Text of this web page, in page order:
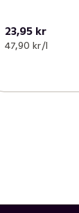
23,95 kr
47,90 kr /l